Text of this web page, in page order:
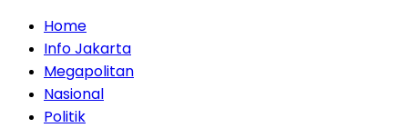
Home
Info Jakarta
Megapolitan
Nasional
Politik